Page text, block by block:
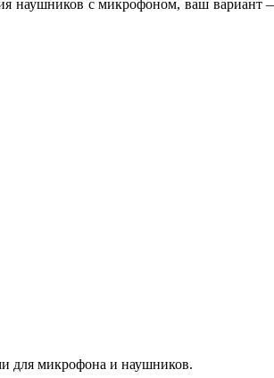
наушников с микрофоном, ваш
для микрофона и наушников.